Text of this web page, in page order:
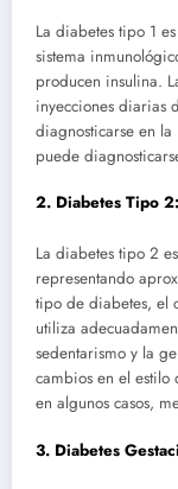
La diabetes tipo 1
sistema
producen insulina.
inyecciones diarias
diagnosticarse en
puede
2. Diabetes Tipo 2:
La diabetes tipo 2
representando
tipo de diabetes, el
utiliza
sedentarismo y la
cambios en el
en algunos casos,
3. Diabetes